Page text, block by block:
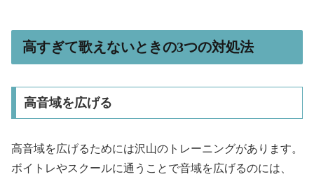
高すぎて歌えないときの3つの対処法
高音域を広げる
高音域を広げるためには沢山のトレーニングがあります。
ボイトレやスクールに通うことで音域を広げるのには、